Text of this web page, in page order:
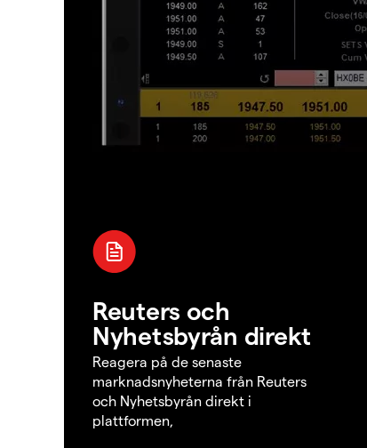
Reuters och
Nyhetsbyrån direkt
Reagera på de senaste
marknadsnyheterna från Reuters
och Nyhetsbyrån direkt i
plattformen,